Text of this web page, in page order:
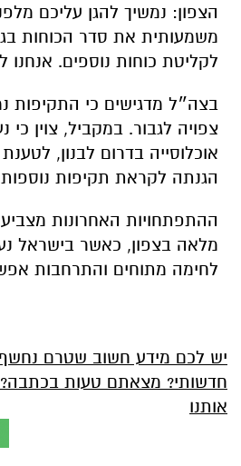
הצפון: נמשיך להגן עליכם
משמעותית את סדר הכוחות
לקליטת כוחות נוספים.
בצה״ל מדגישים כי התקיפות
צפויה לגבור. במקביל, צוין כי
אוכלוסייה בדרום לבנון,
הגנתה לקראת תקיפות
ההתפתחויות האחרונות
מלאה בצפון, כאשר בישראל
לחימה מתוחים והתרחבות
יש לכם מידע חשוב שטרם
חדשותי? מצאתם טעות
אותנו